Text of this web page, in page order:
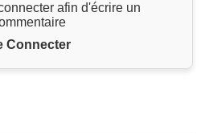
afin d'écrire un
Connecter